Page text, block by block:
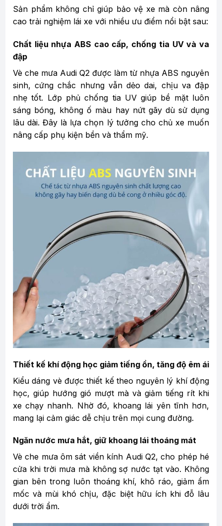
Sản phẩm không chỉ giúp bảo vệ xe mà còn nâng
cao trải nghiệm lái xe với nhiều ưu điểm nổi bật sau:
Chất liệu nhựa ABS cao cấp, chống tia UV và va
đập
Vè che mưa Audi Q2 được làm từ nhựa ABS nguyên
sinh, cứng chắc nhưng vẫn dẻo dai, chịu va đập
nhẹ tốt. Lớp phủ chống tia UV giúp bề mặt luôn
sáng bóng, không ố màu hay nứt gãy dù sử dụng
lâu dài. Đây là lựa chọn lý tưởng cho chủ xe muốn
nâng cấp phụ kiện bền và thẩm mỹ.
Thiết kế khí động học giảm tiếng ồn, tăng độ êm ái
Kiểu dáng vè được thiết kế theo nguyên lý khí động
học, giúp hướng gió mượt mà và giảm tiếng rít khi
xe chạy nhanh. Nhờ đó, khoang lái yên tĩnh hơn,
mang lại cảm giác dễ chịu trên mọi cung đường.
Ngăn nước mưa hắt, giữ khoang lái thoáng mát
Vè che mưa ôm sát viền kính Audi Q2, cho phép hé
cửa khi trời mưa mà không sợ nước tạt vào. Không
gian bên trong luôn thoáng khí, khô ráo, giảm ẩm
mốc và mùi khó chịu, đặc biệt hữu ích khi đỗ lâu
dưới trời ẩm.